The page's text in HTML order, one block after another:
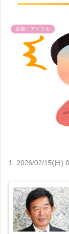
芸能・アイドル
1: 2026/02/15(日)